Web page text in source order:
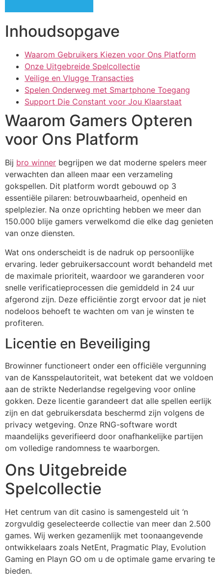
panel
panel
panel
panel
panel
panel
panel
panel
satın al
satın al
panel
panel
panel
panel
panel
panel
panel
panel
panel
panel
panel
panel
panel
panel
panel
panel
panel
Inhoudsopgave
Waarom Gebruikers Kiezen voor Ons Platform
Onze Uitgebreide Spelcollectie
Veilige en Vlugge Transacties
Spelen Onderweg met Smartphone Toegang
Support Die Constant voor Jou Klaarstaat
Waarom Gamers Opteren
voor Ons Platform
Bij bro winner begrijpen we dat moderne spelers meer
verwachten dan alleen maar een verzameling
gokspellen. Dit platform wordt gebouwd op 3
essentiële pilaren: betrouwbaarheid, openheid en
spelplezier. Na onze oprichting hebben we meer dan
150.000 blije gamers verwelkomd die elke dag genieten
van onze diensten.
Wat ons onderscheidt is de nadruk op persoonlijke
ervaring. Ieder gebruikersaccount wordt behandeld met
de maximale prioriteit, waardoor we garanderen voor
snelle verificatieprocessen die gemiddeld in 24 uur
afgerond zijn. Deze efficiëntie zorgt ervoor dat je niet
nodeloos behoeft te wachten om van je winsten te
profiteren.
Licentie en Beveiliging
Browinner functioneert onder een officiële vergunning
van de Kansspelautoriteit, wat betekent dat we voldoen
aan de strikte Nederlandse regelgeving voor online
gokken. Deze licentie garandeert dat alle spellen eerlijk
zijn en dat gebruikersdata beschermd zijn volgens de
privacy wetgeving. Onze RNG-software wordt
maandelijks geverifieerd door onafhankelijke partijen
om volledige randomness te waarborgen.
Ons Uitgebreide
Spelcollectie
Het centrum van dit casino is samengesteld uit ‘n
zorgvuldig geselecteerde collectie van meer dan 2.500
games. Wij werken gezamenlijk met toonaangevende
ontwikkelaars zoals NetEnt, Pragmatic Play, Evolution
Gaming en Playn GO om u de optimale game ervaring te
bieden.